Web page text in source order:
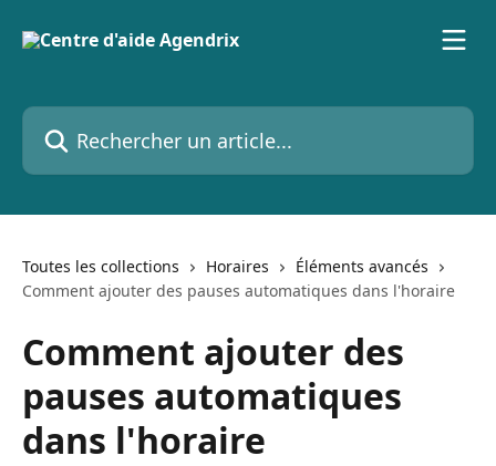
Rechercher un article...
Toutes les collections Horaires
Éléments avancés
Comment ajouter des pauses automatiques dans l'horaire
Comment ajouter des
pauses automatiques
dans l'horaire